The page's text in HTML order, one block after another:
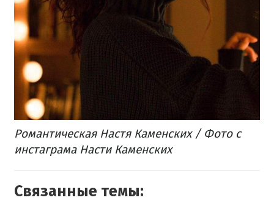
Романтическая Настя Каменских / Фото с
инстаграма Насти Каменских
Связанные темы: